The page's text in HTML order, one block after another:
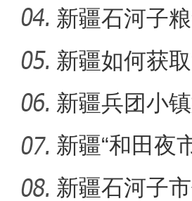
《天山之约
新疆石河子
新疆如何获
新疆兵团小
迹”？
新疆“和田夜
新疆石河子